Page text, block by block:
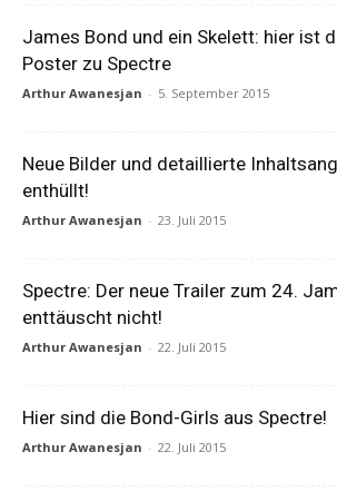
James Bond und ein Skelett: hier ist
Poster zu Spectre
Arthur Awanesjan - 5. September 2015
Neue Bilder und detaillierte
enthüllt!
Arthur Awanesjan - 23. Juli 2015
Spectre: Der neue Trailer zum 24.
enttäuscht nicht!
Arthur Awanesjan - 22. Juli 2015
Hier sind die Bond-Girls aus Spectre!
Arthur Awanesjan - 22. Juli 2015